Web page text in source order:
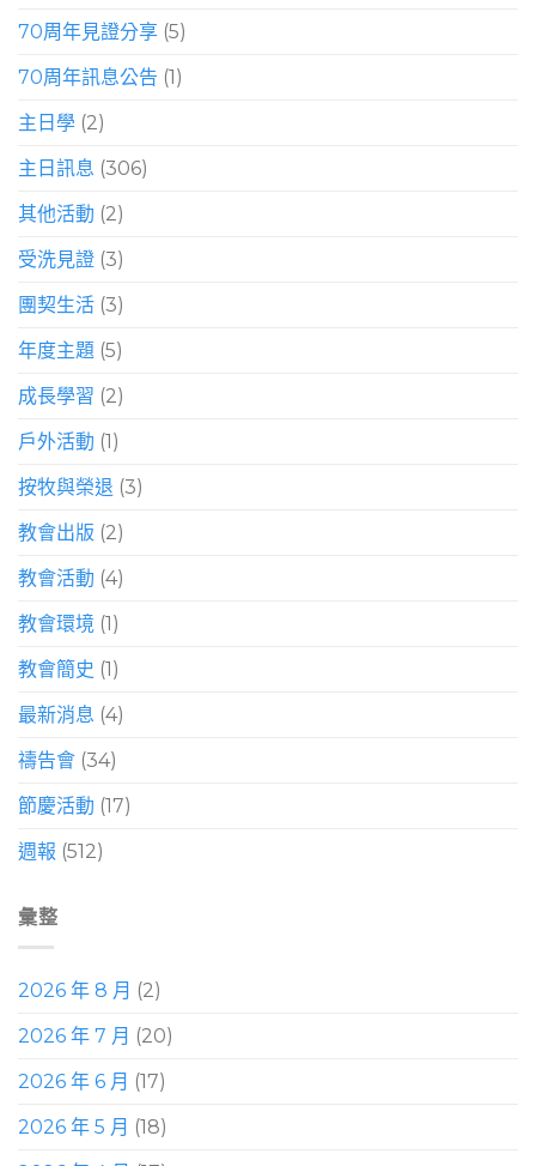
70周年見證分享 (5)
70周年訊息公告 (1)
主日學 (2)
主日訊息 (306)
其他活動 (2)
受洗見證 (3)
團契生活 (3)
年度主題 (5)
成長學習 (2)
戶外活動 (1)
按牧與榮退 (3)
教會出版 (2)
教會活動 (4)
教會環境 (1)
教會簡史 (1)
最新消息 (4)
禱告會 (34)
節慶活動 (17)
週報 (512)
彙整
2026 年 8 月 (2)
2026 年 7 月 (20)
2026 年 6 月 (17)
2026 年 5 月 (18)